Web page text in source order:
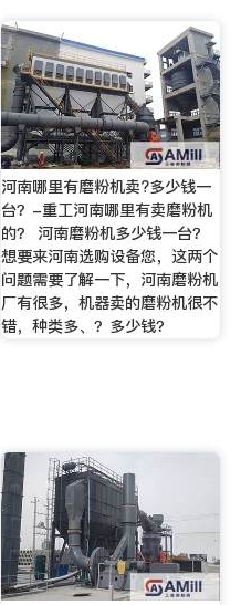
河南哪里有磨粉机卖?多少钱一
台？-重工河南哪里有卖磨粉机
的？ 河南磨粉机多少钱一台？
想要来河南选购设备您，这两个
问题需要了解一下，河南磨粉机
厂有很多，机器卖的磨粉机很不
错，种类多、？多少钱？